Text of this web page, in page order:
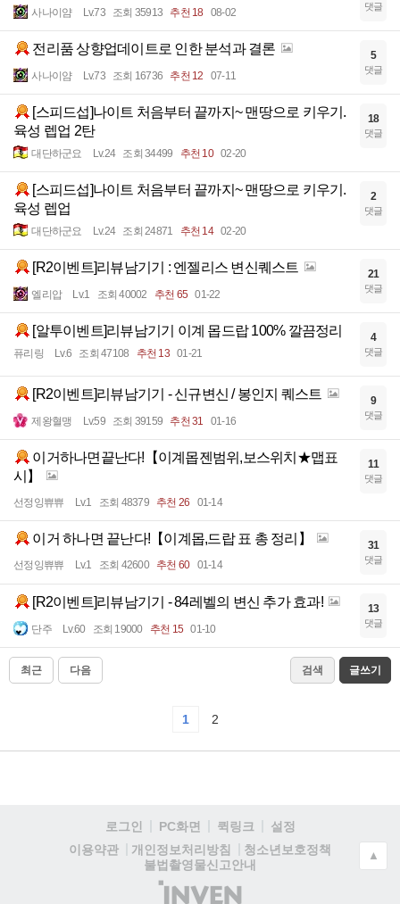
사나이얌 Lv.73 조회 35913 추천 18 08-02 댓글
전리품 상향업데이트로 인한 분석과 결론
사나이얌 Lv.73 조회 16736 추천 12 07-11
5
댓글
[스피드섭]나이트 처음부터 끝까지~ 맨땅으로 키우기.
육성 렙업 2탄
대단하군요 Lv.24 조회 34499 추천 10 02-20
18
댓글
[스피드섭]나이트 처음부터 끝까지~ 맨땅으로 키우기.
육성 렙업
대단하군요 Lv.24 조회 24871 추천 14 02-20
2
댓글
[R2이벤트]리뷰남기기 : 엔젤리스 변신퀘스트
엘리압 Lv.1 조회 40002 추천 65 01-22
21
댓글
[알투이벤트]리뷰남기기 이계 몹드랍 100% 깔끔정리
퓨리링 Lv.6 조회 47108 추천 13 01-21
4
댓글
[R2이벤트]리뷰남기기 - 신규변신 / 봉인지 퀘스트
제왕혈맹 Lv.59 조회 39159 추천 31 01-16
9
댓글
이거하나면끝난다!【이계몹젠범위,보스위치★맵표
시】
선정잉쀼쀼 Lv.1 조회 48379 추천 26 01-14
11
댓글
이거 하나면 끝난다!【이계몹,드랍 표 총 정리】
선정잉쀼쀼 Lv.1 조회 42600 추천 60 01-14
31
댓글
[R2이벤트]리뷰남기기 - 84레벨의 변신 추가 효과!
단주 Lv.60 조회 19000 추천 15 01-10
13
댓글
최근 다음 검색 글쓰기
1 2
로그인 PC화면 퀵링크
설정
이용약관
개인정보처리방침
청소년보호정책
불법촬영물신고안내
(주)
▲